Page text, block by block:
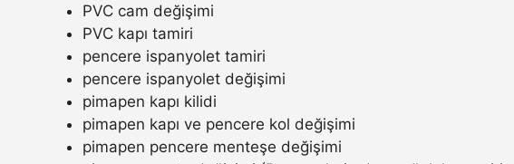
PVC cam değişimi
PVC kapı tamiri
pencere ispanyolet tamiri
pencere ispanyolet değişimi
pimapen kapı kilidi
pimapen kapı ve pencere kol değişimi
pimapen pencere menteşe değişimi